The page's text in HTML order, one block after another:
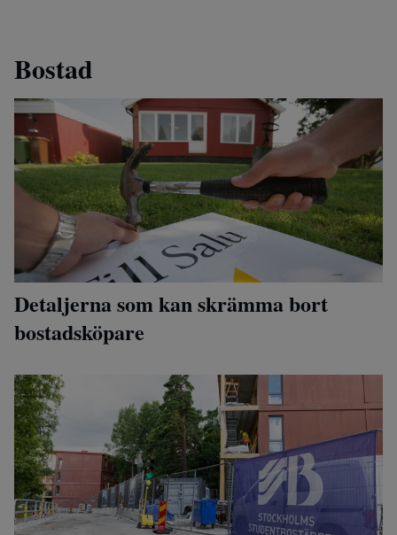
Bostad
Detaljerna som kan skrämma bort
bostadsköpare